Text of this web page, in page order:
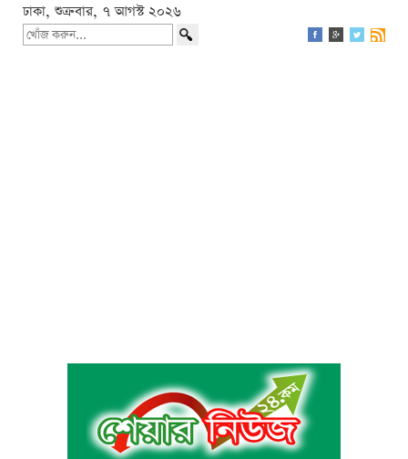
ঢাকা, শুক্রবার, ৭ আগস্ট ২০২৬